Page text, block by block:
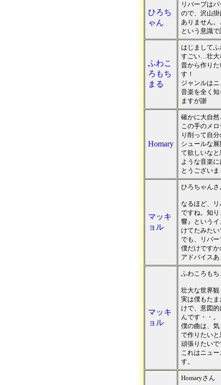
ひろち
ゃん
リバーブは
ので、沢山
ありません
という意識
ふわこ
ろもち
まる
はじまして
すごい…壮大
昔から作り
す！
ジャンルは
音楽を全く
ますが謝
Homary
確かに大自
この手のメ
り削って自
シュールな
て欲しいな
ような音楽
とうござい
マッキ
ョル
ひろちゃんさ
なるほど、
ですね。知
響』という
けてたみた
でも、リバ
僕だけですか
アドバイス
マッキ
ョル
ふわころも
壮大な世界
実は僕もた
けで、意図
んです・・。
僕の曲は、
で作りたい
頑張りたいで
これはニュ
す。
Homaryさん